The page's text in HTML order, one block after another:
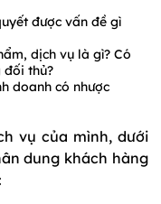
được vấn đề gì
dịch vụ là gì? Có
đối thủ?
doanh có nhược
vụ của mình, dưới
dung khách hàng